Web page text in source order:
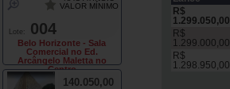
Lote: 004
VALOR MÍNIMO
Belo Horizonte - Sala
Comercial no Ed.
Arcângelo Maletta no
Centro
140.050,00
R$
1.299.050,00
R$
1.299.000,00
R$
1.298.950,00